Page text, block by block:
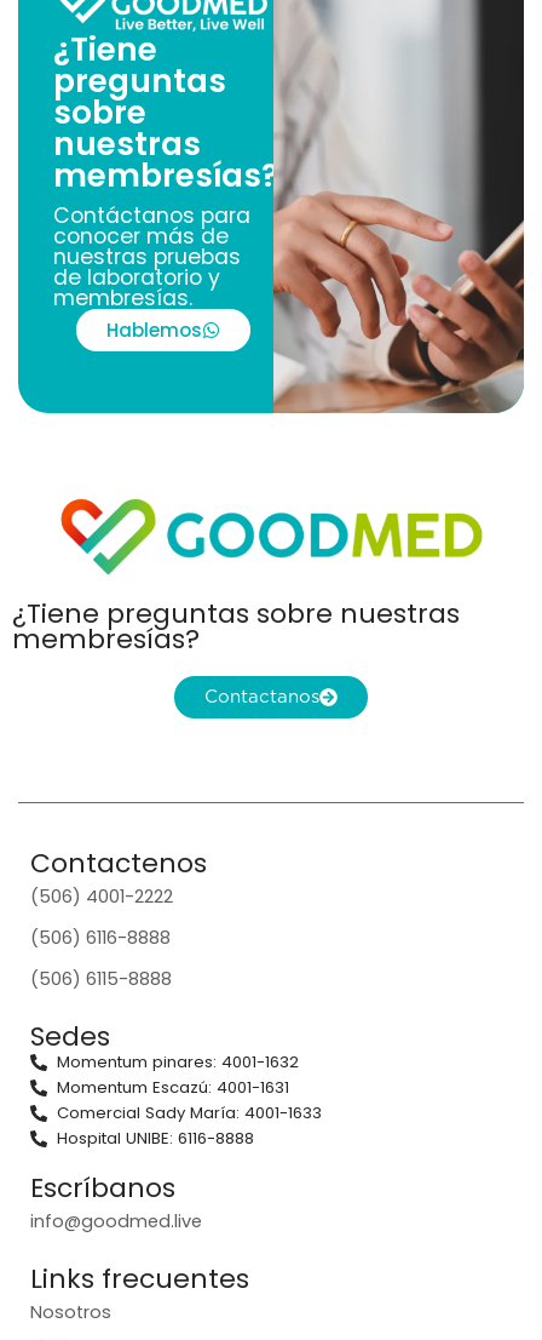
¿Tiene
preguntas
sobre
nuestras
membresías?
Contáctanos para
conocer más de
nuestras pruebas
de laboratorio y
membresías.
Hablemos
¿Tiene preguntas sobre nuestras
membresías?
Contactanos
Contactenos
(506) 4001-2222
(506) 6116-8888
(506) 6115-8888
Sedes
Momentum pinares: 4001-1632
Momentum Escazú: 4001-1631
Comercial Sady María: 4001-1633
Hospital UNIBE: 6116-8888
Escríbanos
info@goodmed.live
Links frecuentes
Nosotros